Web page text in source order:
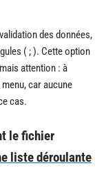
des données,
( ; ). Cette option
attention : à
car aucune
cas.
le fichier
liste déroulante